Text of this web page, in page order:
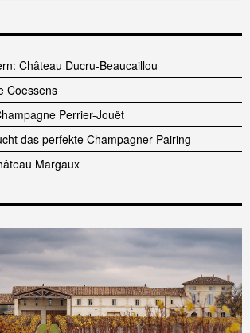
Château Ducru-Beaucaillou
Coessens
Perrier-Jouët
das perfekte Champagner-Pairing
Margaux